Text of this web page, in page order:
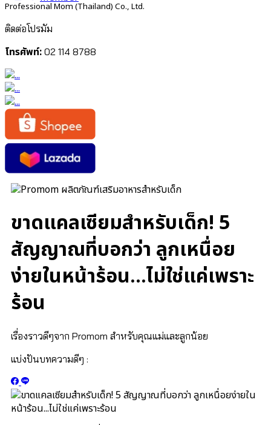
Professional Mom (Thailand) Co., Ltd.
ติดต่อโปรมัม
โทรศัพท์: 02 114 8788
ขาดแคลเซียมสำหรับเด็ก! 5
สัญญาณที่บอกว่า ลูกเหนื่อย
ง่ายในหน้าร้อน…ไม่ใช่แค่เพราะ
ร้อน
เรื่องราวดีๆจาก Promom สำหรับคุณแม่และลูกน้อย
แบ่งปันบทความดีๆ :